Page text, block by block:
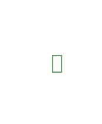
LinkedIn